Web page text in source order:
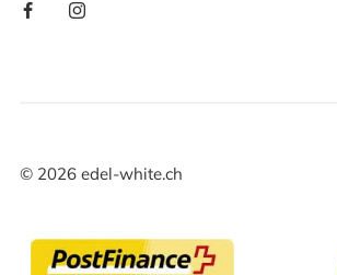
© 2026edel-white.ch